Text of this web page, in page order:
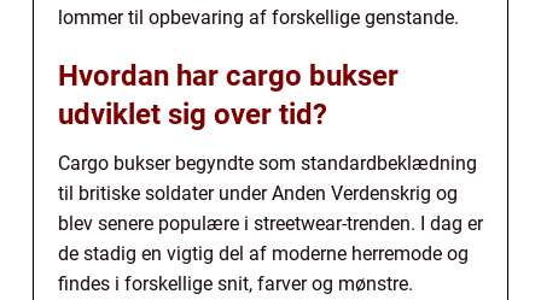
lommer til opbevaring af forskellige genstande.
Hvordan har cargo bukser
udviklet sig over tid?
Cargo bukser begyndte som standardbeklædning
til britiske soldater under Anden Verdenskrig og
blev senere populære i streetwear-trenden. I dag er
de stadig en vigtig del af moderne herremode og
findes i forskellige snit, farver og mønstre.